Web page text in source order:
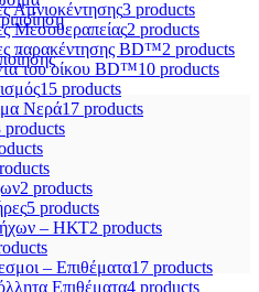
Αμνιοκέντησης3 products
Μεσοθεραπείας2 products
παρακέντησης BD™2 products
του οίκου BD™10 products
15 products
Νερά17 products
products
2 products
5 products
– ΗΚΤ2 products
– Επιθέματα17 products
Επιθέματα4 products